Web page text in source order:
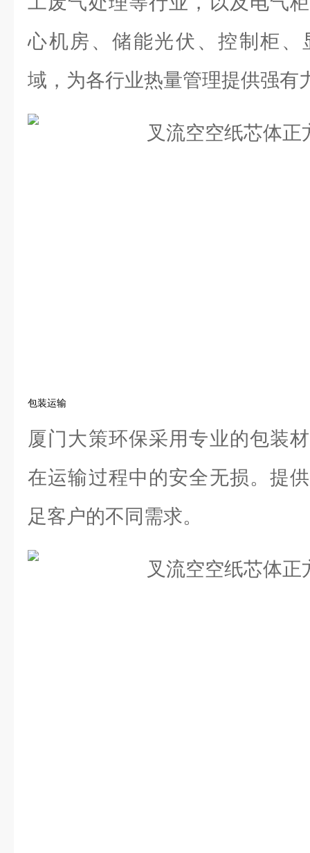
心机房、储能光伏、控制柜、
域，为各行业热量管理提供强有
包装运输
厦门大策环保采用专业的包装
在运输过程中的安全无损。提
足客户的不同需求。